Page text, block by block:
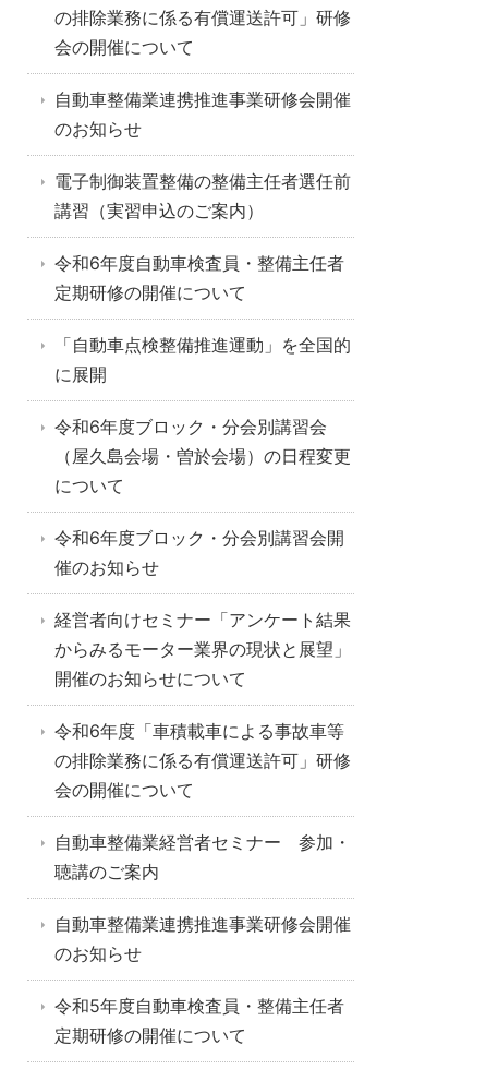
の排除業務に係る有償運送許可」研修
会の開催について
自動車整備業連携推進事業研修会開催
のお知らせ
電子制御装置整備の整備主任者選任前
講習（実習申込のご案内）
令和6年度自動車検査員・整備主任者
定期研修の開催について
「自動車点検整備推進運動」を全国的
に展開
令和6年度ブロック・分会別講習会
（屋久島会場・曽於会場）の日程変更
について
令和6年度ブロック・分会別講習会開
催のお知らせ
経営者向けセミナー「アンケート結果
からみるモーター業界の現状と展望」
開催のお知らせについて
令和6年度「車積載車による事故車等
の排除業務に係る有償運送許可」研修
会の開催について
自動車整備業経営者セミナー 参加・
聴講のご案内
自動車整備業連携推進事業研修会開催
のお知らせ
令和5年度自動車検査員・整備主任者
定期研修の開催について